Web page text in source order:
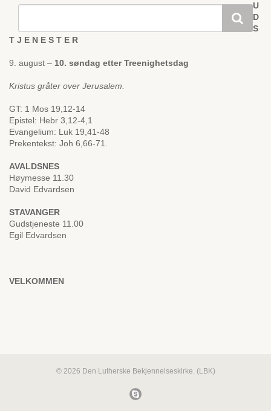
U
D
S
T J E N E S T E R
9. august – 10. søndag etter Treenighetsdag
Kristus gråter over Jerusalem.
GT: 1 Mos 19,12-14
Epistel: Hebr 3,12-4,1
Evangelium: Luk 19,41-48
Prekentekst: Joh 6,66-71.
AVALDSNES
Høymesse 11.30
David Edvardsen
STAVANGER
Gudstjeneste 11.00
Egil Edvardsen
VELKOMMEN
© 2026 Den Lutherske Bekjennelseskirke. (LBK)